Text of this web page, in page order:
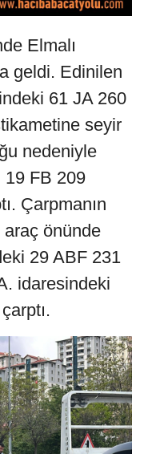
Elmalı
geldi. Edinilen
61 JA 260
seyir
nedeniyle
19 FB 209
Çarpmanın
araç önünde
29 ABF 231
idaresindeki